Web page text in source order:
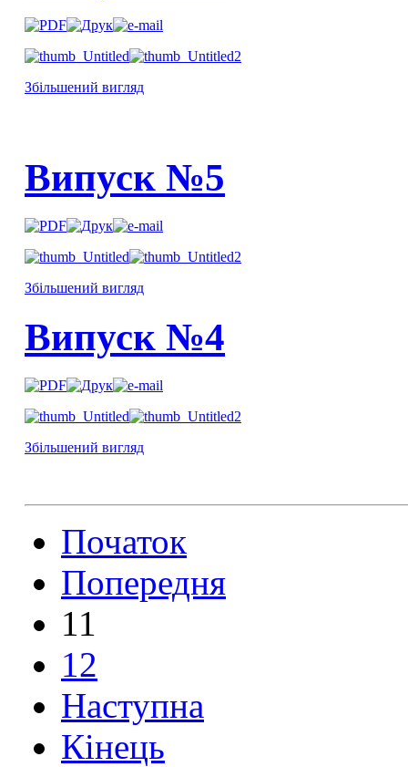
Збільшений вигляд
Випуск №5
Збільшений вигляд
Випуск №4
Збільшений вигляд
Початок
Попередня
11
12
Наступна
Кінець